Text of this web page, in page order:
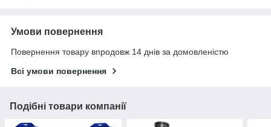
Умови повернення
Повернення товару впродовж 14 днів за домовленістю
Всі умови повернення
Подібні товари компанії